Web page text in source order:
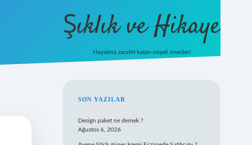
Şıklık ve Hikaye
Hayatına zarafet katan neşeli öneriler!
SIDEBAR
SON YAZILAR
Design paket ne demek ?
Ağustos 6, 2026